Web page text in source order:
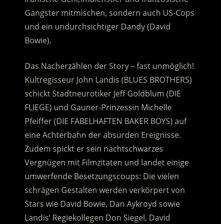
Gangster mitmischen, sondern auch US-Cops
und ein undurchsichtiger Dandy (David
Bowie).
Das Nacherzählen der Story – fast unmöglich!
Kultregisseur John Landis (BLUES BROTHERS)
schickt Stadtneurotiker Jeff Goldblum (DIE
FLIEGE) und Gauner-Prinzessin Michelle
Pfeiffer (DIE FABELHAFTEN BAKER BOYS) auf
eine Achterbahn der absurden Ereignisse.
Zudem spickt er sein nachtschwarzes
Vergnügen mit Filmzitaten und landet einige
umwerfende Besetzungscoups: Die vielen
schrägen Gestalten werden verkörpert von
Stars wie David Bowie, Dan Aykroyd sowie
Landis‘ Regiekollegen Don Siegel, David